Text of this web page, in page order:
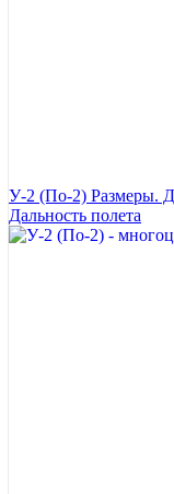
У-2 (По-2) Размеры.
Дальность полета